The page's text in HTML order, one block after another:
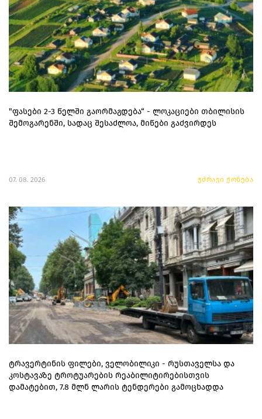
"ფასები 2-3 წელში გაორმაგდება“ - ლოკაციები თბილისის
შემოგარენში, სადაც შესაძლოა, მიწები გაძვირდეს
07. 08. 2026 უძრავი ქონება
ტრავერტინის ფილები, ველობილიკი - რუსთაველსა და
კოსტავაზე ტროტუარების რეაბილიტირებისთვის
დამატებით, 7.8 მლნ ლარის ტენდერები გამოცხადდა